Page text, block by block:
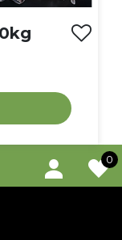
0